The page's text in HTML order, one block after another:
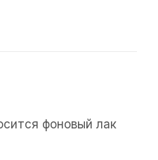
фоновый лак